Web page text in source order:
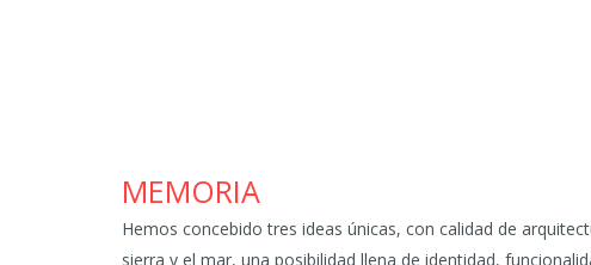
MEMORIA
Hemos concebido tres ideas únicas, con calidad de
sierra y el mar, una posibilidad llena de identidad,